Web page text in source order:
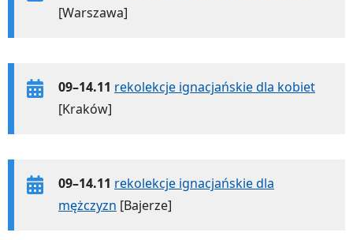
[Warszawa]
09–14.11 rekolekcje ignacjańskie dla kobiet
[Kraków]
09–14.11 rekolekcje ignacjańskie dla
mężczyzn [Bajerze]